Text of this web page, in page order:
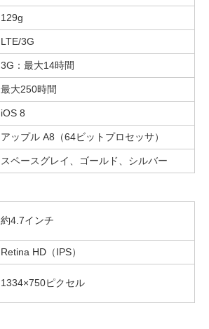
129g
LTE/3G
3G：最大14時間
最大250時間
iOS 8
アップル A8（64ビットプロセッサ）
スペースグレイ、ゴールド、シルバー
約4.7インチ
Retina HD（IPS）
1334×750ピクセル